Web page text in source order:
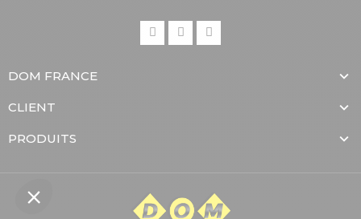
DOM FRANCE
CLIENT
PRODUITS